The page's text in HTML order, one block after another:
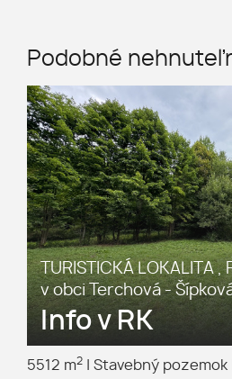
Podobné
TURISTICKÁ LOKALITA
v obci Terchová -
Info v RK
5512 m2 Stavebný pozemok